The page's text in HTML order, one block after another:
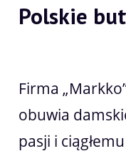
Polskie
Firma
obuwia
pasji i